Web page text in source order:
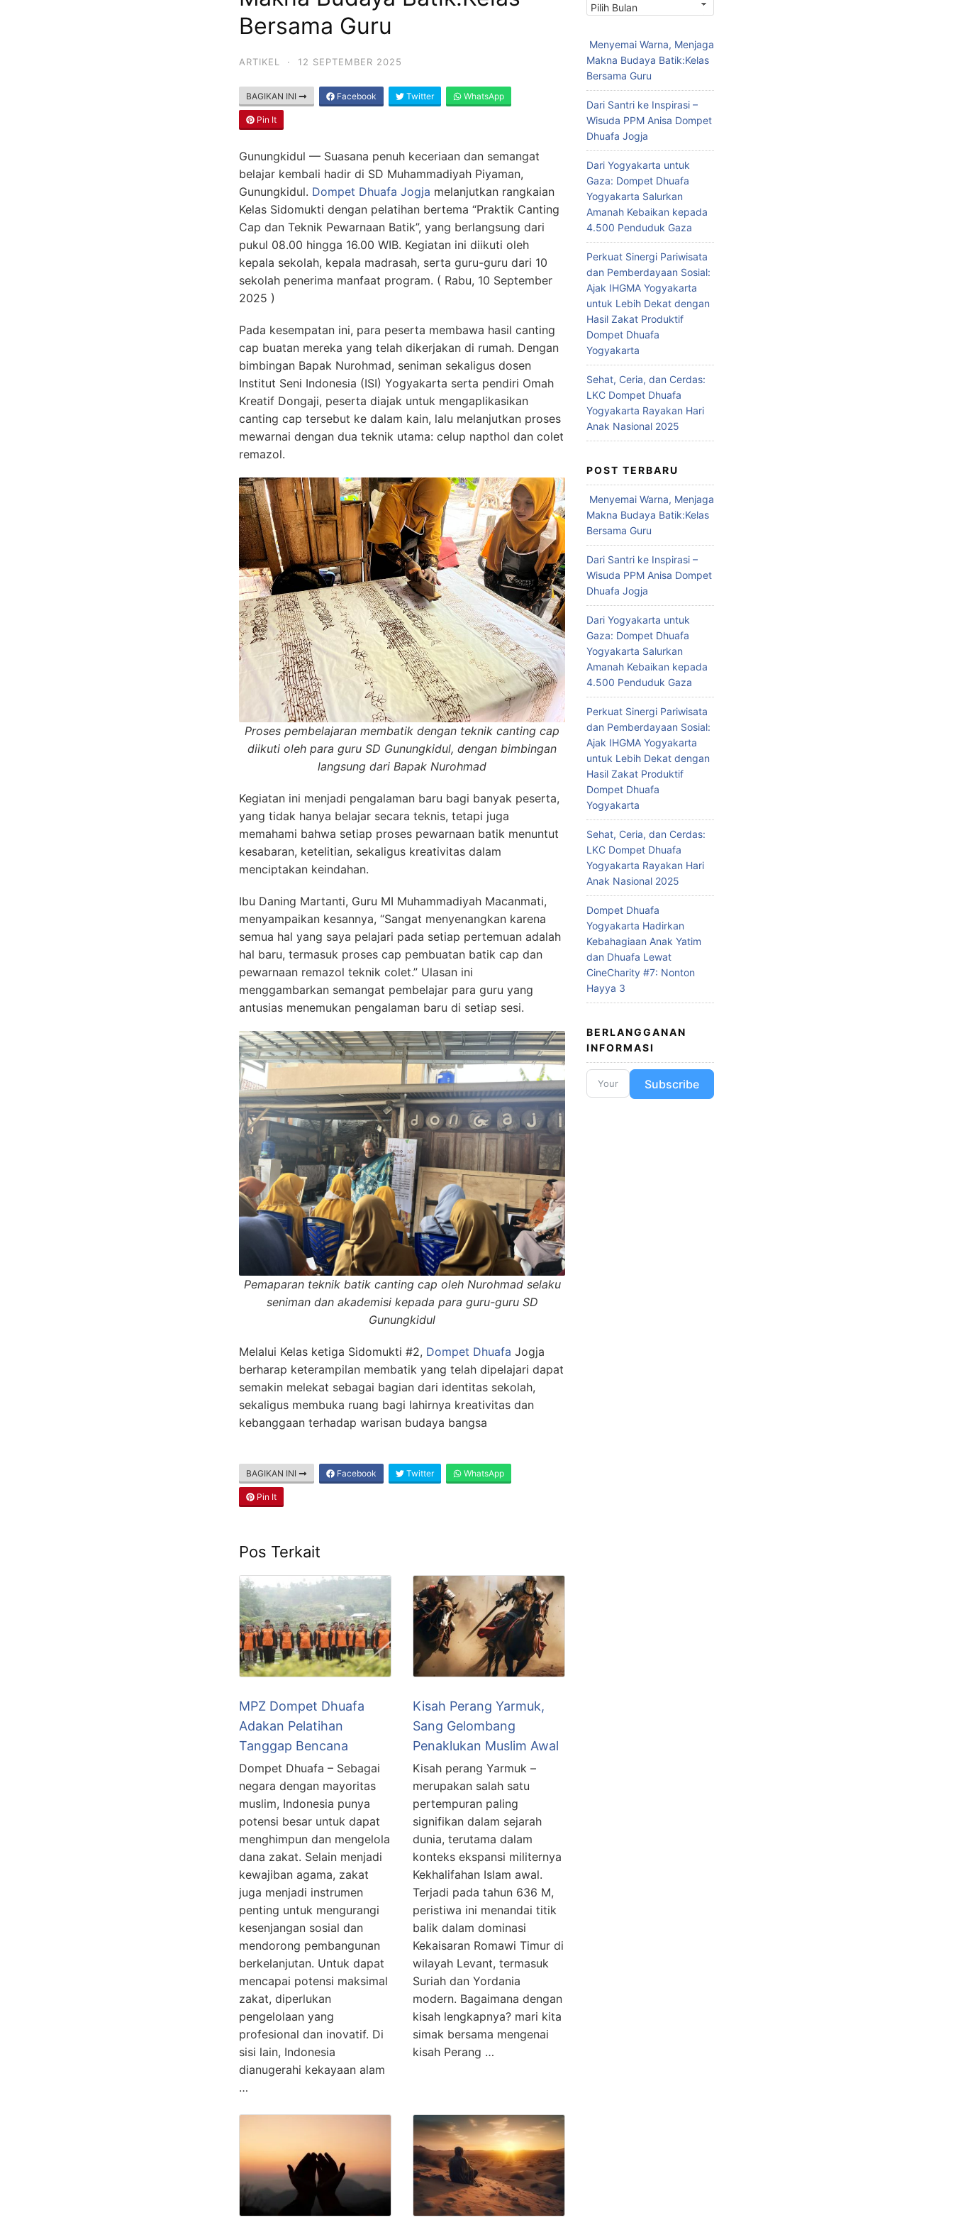
Bersama Guru
ARTIKEL · 12 SEPTEMBER 2025
BAGIKAN INI Facebook Twitter WhatsApp
Pin It
Gunungkidul — Suasana penuh keceriaan dan semangat
belajar kembali hadir di SD Muhammadiyah Piyaman,
Gunungkidul. Dompet Dhuafa Jogja melanjutkan rangkaian
Kelas Sidomukti dengan pelatihan bertema “Praktik Canting
Cap dan Teknik Pewarnaan Batik”, yang berlangsung dari
pukul 08.00 hingga 16.00 WIB. Kegiatan ini diikuti oleh
kepala sekolah, kepala madrasah, serta guru-guru dari 10
sekolah penerima manfaat program. ( Rabu, 10 September
2025 )
Pada kesempatan ini, para peserta membawa hasil canting
cap buatan mereka yang telah dikerjakan di rumah. Dengan
bimbingan Bapak Nurohmad, seniman sekaligus dosen
Institut Seni Indonesia (ISI) Yogyakarta serta pendiri Omah
Kreatif Dongaji, peserta diajak untuk mengaplikasikan
canting cap tersebut ke dalam kain, lalu melanjutkan proses
mewarnai dengan dua teknik utama: celup napthol dan colet
remazol.
Proses pembelajaran membatik dengan teknik canting cap
diikuti oleh para guru SD Gunungkidul, dengan bimbingan
langsung dari Bapak Nurohmad
Kegiatan ini menjadi pengalaman baru bagi banyak peserta,
yang tidak hanya belajar secara teknis, tetapi juga
memahami bahwa setiap proses pewarnaan batik menuntut
kesabaran, ketelitian, sekaligus kreativitas dalam
menciptakan keindahan.
Ibu Daning Martanti, Guru MI Muhammadiyah Macanmati,
menyampaikan kesannya, “Sangat menyenangkan karena
semua hal yang saya pelajari pada setiap pertemuan adalah
hal baru, termasuk proses cap pembuatan batik cap dan
pewarnaan remazol teknik colet.” Ulasan ini
menggambarkan semangat pembelajar para guru yang
antusias menemukan pengalaman baru di setiap sesi.
Pemaparan teknik batik canting cap oleh Nurohmad selaku
seniman dan akademisi kepada para guru-guru SD
Gunungkidul
Melalui Kelas ketiga Sidomukti #2, Dompet Dhuafa Jogja
berharap keterampilan membatik yang telah dipelajari dapat
semakin melekat sebagai bagian dari identitas sekolah,
sekaligus membuka ruang bagi lahirnya kreativitas dan
kebanggaan terhadap warisan budaya bangsa
BAGIKAN INI Facebook Twitter WhatsApp
Pin It
Pos Terkait
MPZ Dompet Dhuafa
Adakan Pelatihan
Tanggap Bencana
Dompet Dhuafa – Sebagai
negara dengan mayoritas
muslim, Indonesia punya
potensi besar untuk dapat
menghimpun dan mengelola
dana zakat. Selain menjadi
kewajiban agama, zakat
juga menjadi instrumen
penting untuk mengurangi
kesenjangan sosial dan
mendorong pembangunan
berkelanjutan. Untuk dapat
mencapai potensi maksimal
zakat, diperlukan
pengelolaan yang
profesional dan inovatif. Di
sisi lain, Indonesia
dianugerahi kekayaan alam
…
Kisah Perang Yarmuk,
Sang Gelombang
Penaklukan Muslim Awal
Kisah perang Yarmuk –
merupakan salah satu
pertempuran paling
signifikan dalam sejarah
dunia, terutama dalam
konteks ekspansi militernya
Kekhalifahan Islam awal.
Terjadi pada tahun 636 M,
peristiwa ini menandai titik
balik dalam dominasi
Kekaisaran Romawi Timur di
wilayah Levant, termasuk
Suriah dan Yordania
modern. Bagaimana dengan
kisah lengkapnya? mari kita
simak bersama mengenai
kisah Perang …
dan
Menyemai Warna, Menjaga
Makna Budaya Batik:Kelas
Bersama Guru
Dari Santri ke Inspirasi –
Wisuda PPM Anisa Dompet
Dhuafa Jogja
Dari Yogyakarta untuk
Gaza: Dompet Dhuafa
Yogyakarta Salurkan
Amanah Kebaikan kepada
4.500 Penduduk Gaza
Perkuat Sinergi Pariwisata
dan Pemberdayaan Sosial:
Ajak IHGMA Yogyakarta
untuk Lebih Dekat dengan
Hasil Zakat Produktif
Dompet Dhuafa
Yogyakarta
Sehat, Ceria, dan Cerdas:
LKC Dompet Dhuafa
Yogyakarta Rayakan Hari
Anak Nasional 2025
POST TERBARU
Menyemai Warna, Menjaga
Makna Budaya Batik:Kelas
Bersama Guru
Dari Santri ke Inspirasi –
Wisuda PPM Anisa Dompet
Dhuafa Jogja
Dari Yogyakarta untuk
Gaza: Dompet Dhuafa
Yogyakarta Salurkan
Amanah Kebaikan kepada
4.500 Penduduk Gaza
Perkuat Sinergi Pariwisata
dan Pemberdayaan Sosial:
Ajak IHGMA Yogyakarta
untuk Lebih Dekat dengan
Hasil Zakat Produktif
Dompet Dhuafa
Yogyakarta
Sehat, Ceria, dan Cerdas:
LKC Dompet Dhuafa
Yogyakarta Rayakan Hari
Anak Nasional 2025
Dompet Dhuafa
Yogyakarta Hadirkan
Kebahagiaan Anak Yatim
dan Dhuafa Lewat
CineCharity #7: Nonton
Hayya 3
BERLANGGANAN
INFORMASI
Subscribe